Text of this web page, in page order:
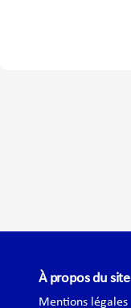
À propos du site
Mentions légales